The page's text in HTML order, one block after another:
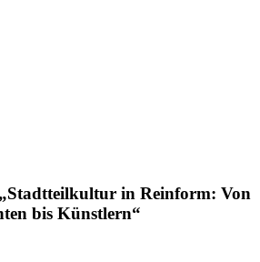
in Reinform: Von
bis Künstlern“